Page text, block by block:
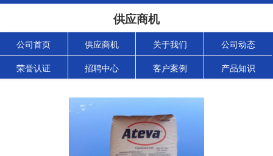
供应商机
公司首页 供应商机 关于我们 公司动态
荣誉认证 招聘中心 客户案例 产品知识